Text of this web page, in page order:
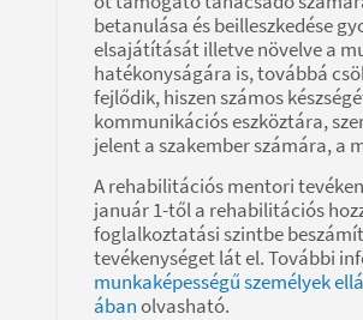
betanulása és beilleszkedése
elsajátítását illetve növelve a
hatékonyságára is, továbbá
fejlődik, hiszen számos
kommunikációs eszköztára,
jelent a szakember számára, a
A rehabilitációs mentori
január 1-től a rehabilitációs
foglalkoztatási szintbe
tevékenységet lát el. További
munkaképességű személyek
ábanolvasható.